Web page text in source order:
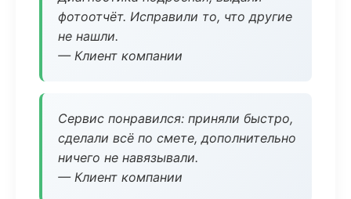
фотоотчёт. Исправили то, что другие
не нашли.
— Клиент компании
Сервис понравился: приняли быстро,
сделали всё по смете, дополнительно
ничего не навязывали.
— Клиент компании